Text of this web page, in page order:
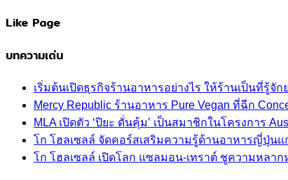
Like Page
บทความเด่น
เริ่มต้นเปิดธุรกิจร้านอาหารอย่างไร ให้ร้านเป็นที่รู้จัก
Mercy Republic ร้านอาหาร Pure Vegan ที่ฉีก
MLA เปิดตัว ‘ปิยะ ดั่นคุ้ม’ เป็นสมาชิกในโครงการ
โก โฮลเซลล์ จัดคอร์สเสริมความรู้ด้านอาหารญี่ปุ่น
โก โฮลเซลล์ เปิดโลก แซลมอน-เทราต์ ชูความหลา